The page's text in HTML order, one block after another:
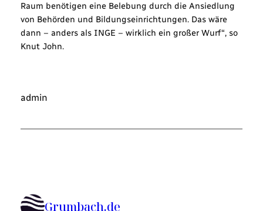
Raum benötigen eine Belebung durch die Ansiedlung
von Behörden und Bildungseinrichtungen. Das wäre
dann – anders als INGE – wirklich ein großer Wurf“, so
Knut John.
admin
Grumbach.de